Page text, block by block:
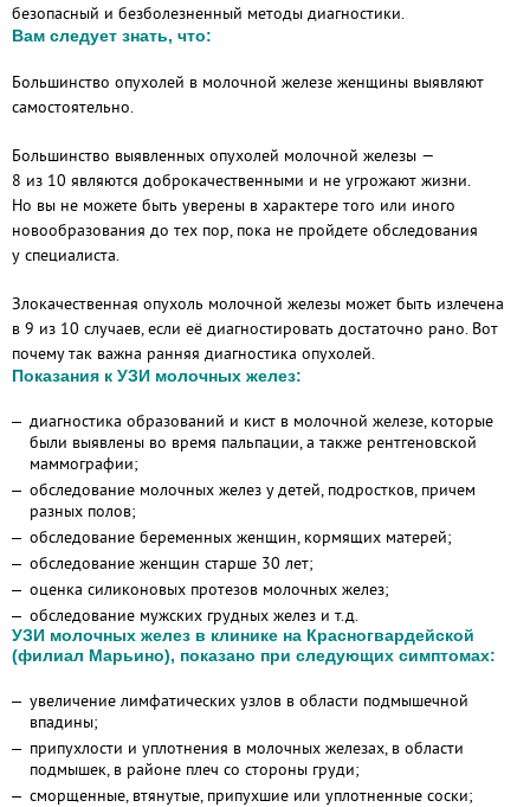
безопасный и безболезненный методы диагностики.
Вам следует знать, что:
Большинство опухолей в молочной железе женщины выявляют
самостоятельно.
Большинство выявленных опухолей молочной железы —
8 из 10 являются доброкачественными и не угрожают жизни.
Но вы не можете быть уверены в характере того или иного
новообразования до тех пор, пока не пройдете обследования
у специалиста.
Злокачественная опухоль молочной железы может быть излечена
в 9 из 10 случаев, если её диагностировать достаточно рано. Вот
почему так важна ранняя диагностика опухолей.
Показания к УЗИ молочных желез:
диагностика образований и кист в молочной железе, которые
были выявлены во время пальпации, а также рентгеновской
маммографии;
обследование молочных желез у детей, подростков, причем
разных полов;
обследование беременных женщин, кормящих матерей;
обследование женщин старше 30 лет;
оценка силиконовых протезов молочных желез;
обследование мужских грудных желез и т.д.
УЗИ молочных желез в клинике на Красногвардейской
(филиал Марьино), показано при следующих симптомах:
увеличение лимфатических узлов в области подмышечной
впадины;
припухлости и уплотнения в молочных железах, в области
подмышек, в районе плеч со стороны груди;
сморщенные, втянутые, припухшие или уплотненные соски;